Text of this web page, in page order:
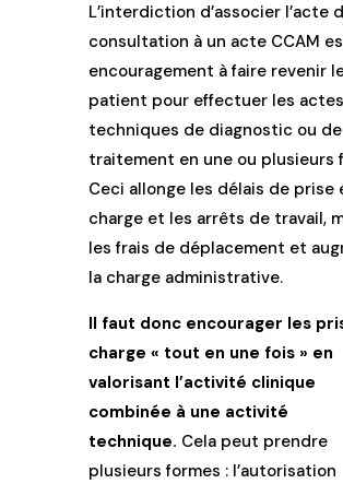
L’interdiction d’associer l’acte
consultation à un acte CCAM
encouragement à faire revenir
patient pour effectuer les actes
techniques de diagnostic ou de
traitement en une ou plusieurs
Ceci allonge les délais de prise
charge et les arrêts de travail,
les frais de déplacement et
la charge administrative.
Il faut donc encourager les
charge « tout en une fois » en
valorisant l’activité clinique
combinée à une activité
technique. Cela peut prendre
plusieurs formes : l’autorisation